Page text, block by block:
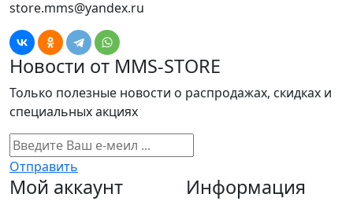
store.mms@yandex.ru
Новости от MMS-STORE
Только полезные новости о распродажах, скидках и
специальных акциях
Отправить
Мой аккаунт Информация